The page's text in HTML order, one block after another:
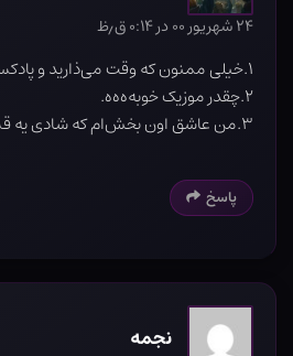
۲۴ شهریور ۰۰ در ۰:۱۴ ق٫ظ
۱.خیلی ممنون که وقت می‌ذارید و پادکست درست می‌کنید. : *
۲.چقدر موزیک خوبه‌ه‌ه‌ه.
۳.من عاشق اون بخش‌ام که شادی یه قسمت از کتابو میخونه ♡
پاسخ
نجمه